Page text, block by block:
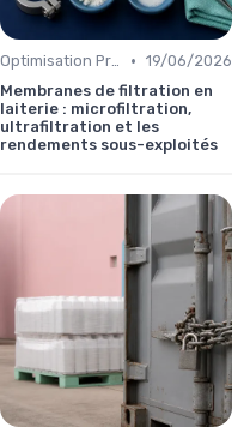
Optimisation Production • 19/06/2026
Membranes de filtration en
laiterie : microfiltration,
ultrafiltration et les
rendements sous-exploités